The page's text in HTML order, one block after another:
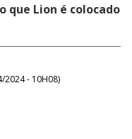
que Lion é colocado
2024 - 10H08)